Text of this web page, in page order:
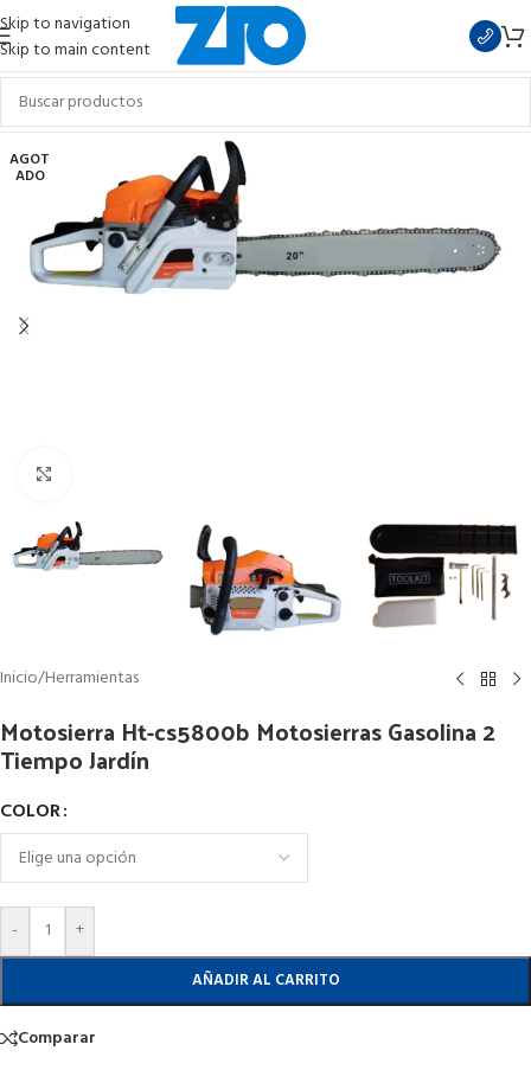
Skip to navigation
Skip to main content
AGOT
ADO
Inicio/Herramientas
Motosierra Ht-cs5800b Motosierras Gasolina 2
Tiempo Jardín
COLOR
- +
AÑADIR AL CARRITO
Comparar